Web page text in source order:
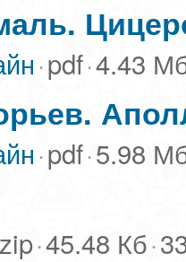
·pdf·4.43
·pdf·5.98
zip·45.48 Кб·